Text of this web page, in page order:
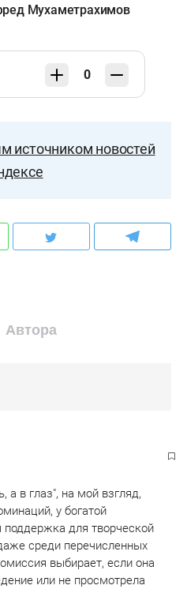
Мухаметрахимов
0
источником новостей
Автора
а в глаз", на мой взгляд,
у богатой
поддержка для творческой
среди перечисленных
выбирает, если она
или не просмотрела